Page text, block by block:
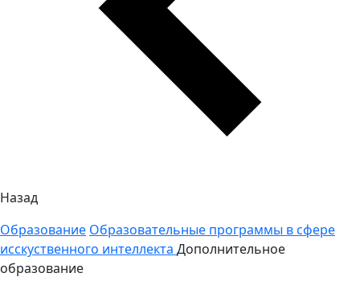
Назад
Образование Образовательные программы в сфере
исскуственного интеллекта Дополнительное
образование